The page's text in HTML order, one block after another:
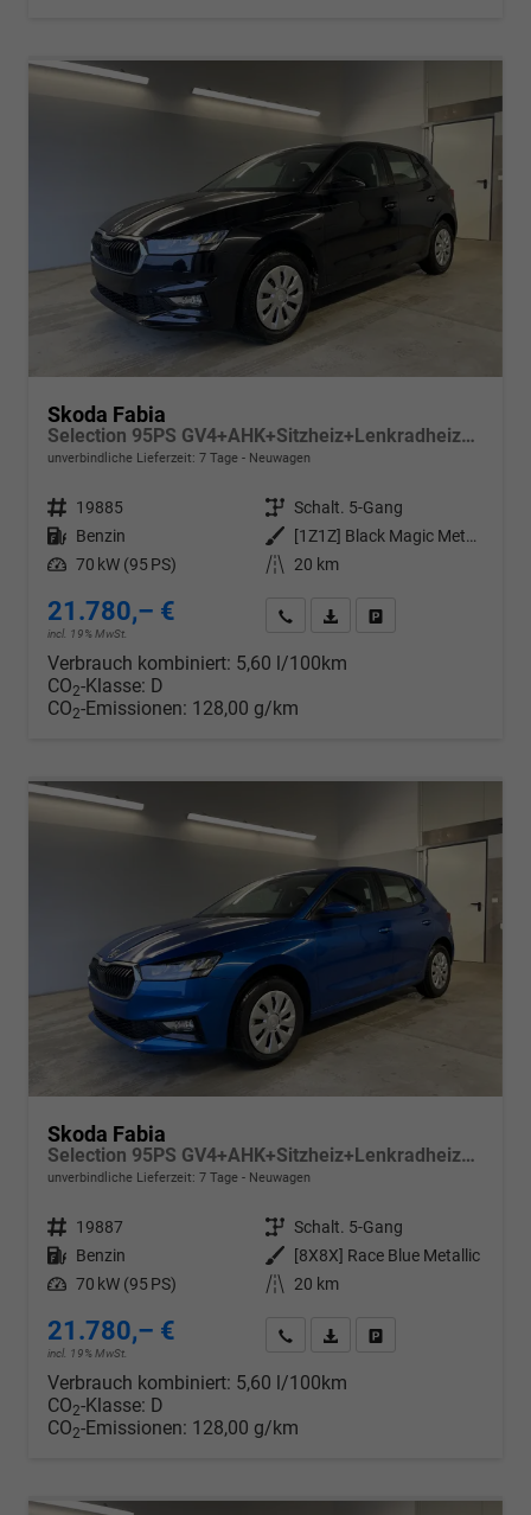
Skoda Fabia
Selection 95PS GV4+AHK+Sitzheiz+Lenkradheiz+Climatronic+Tempomat+PDC
unverbindliche Lieferzeit: 7 Tage Neuwagen
Fahrzeugnr. 19885 Getriebe Schalt. 5-Gang
Kraftstoff Benzin Außenfarbe
[1Z1Z] Black Magic Metallic
Leistung 70 kW (95 PS) Kilometerstand 20 km
21.780,– €
incl. 19% MwSt.
Wir rufen Sie anPDF-Datei, Fahrzeugexposé
Verbrauch kombiniert: 5,60 l/100km
CO2-Klasse: D
CO2-Emissionen: 128,00 g/km
Skoda Fabia
Selection 95PS GV4+AHK+Sitzheiz+Lenkradheiz+Climatronic+Tempomat+PDC
unverbindliche Lieferzeit: 7 Tage Neuwagen
Fahrzeugnr. 19887 Getriebe Schalt. 5-Gang
Kraftstoff Benzin Außenfarbe
[8X8X] Race Blue Metallic
Leistung 70 kW (95 PS) Kilometerstand 20 km
21.780,– €
incl. 19% MwSt.
Wir rufen Sie anPDF-Datei, Fahrzeugexposé
Verbrauch kombiniert: 5,60 l/100km
CO2-Klasse: D
CO2-Emissionen: 128,00 g/km